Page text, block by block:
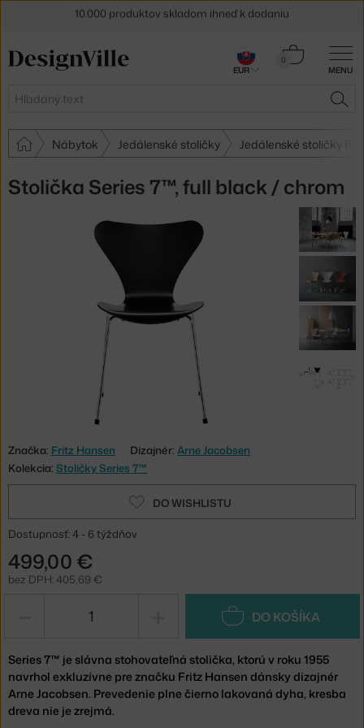
MENU
Hľadať
0
Košík
Nábytok Jedálenské stoličky Jedálenské stoličky
Stolička Series 7™, full black / chrom
Značka: Fritz Hansen Dizajnér: Arne Jacobsen
Kolekcia: Stoličky Series 7™
DO WISHLISTU
Dostupnosť: 4 - 6 týždňov
499,00 €
bez DPH: 405,69 €
DO KOŠÍKA
Series 7™ je slávna stohovateľná stolička, ktorú v roku 1955
navrhol exkluzívne pre značku Fritz Hansen dánsky dizajnér
Arne Jacobsen. Prevedenie plne čierno lakovaná dyha, kresba
dreva nie je zrejmá.
30 dní na vrátenie tovaru
EUR